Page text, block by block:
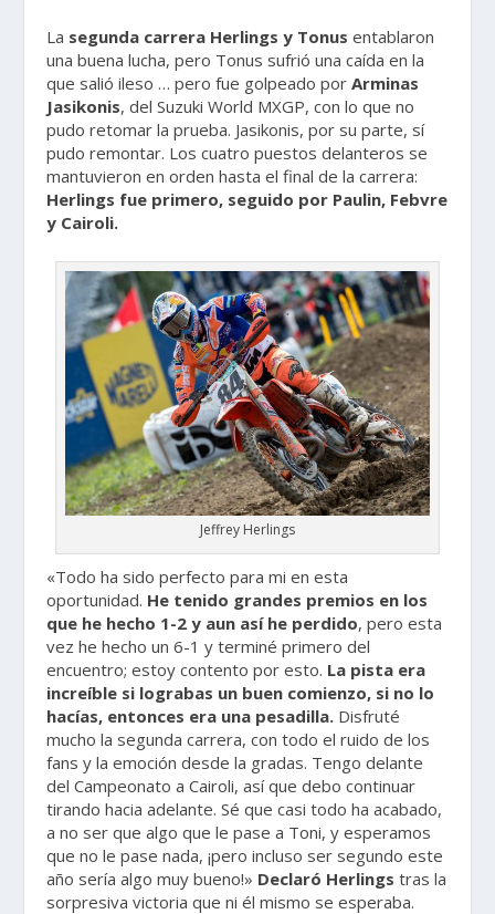
La segunda carrera Herlings y Tonus entablaron
una buena lucha, pero Tonus sufrió una caída en la
que salió ileso … pero fue golpeado porArminas
Jasikonis, del Suzuki World MXGP, con lo que no
pudo retomar la prueba. Jasikonis, por su parte, sí
pudo remontar. Los cuatro puestos delanteros se
mantuvieron en orden hasta el final de la carrera:
Herlings fue primero, seguido por Paulin, Febvre
y Cairoli.
Jeffrey Herlings
«Todo ha sido perfecto para mi en esta
oportunidad. He tenido grandes premios en los
que he hecho 1-2 y aun así he perdido, pero esta
vez he hecho un 6-1 y terminé primero del
encuentro; estoy contento por esto. La pista era
increíble si lograbas un buen comienzo, si no lo
hacías, entonces era una pesadilla. Disfruté
mucho la segunda carrera, con todo el ruido de los
fans y la emoción desde la gradas. Tengo delante
del Campeonato a Cairoli, así que debo continuar
tirando hacia adelante. Sé que casi todo ha acabado,
a no ser que algo que le pase a Toni, y esperamos
que no le pase nada, ¡pero incluso ser segundo este
año sería algo muy bueno!» Declaró Herlings tras la
sorpresiva victoria que ni él mismo se esperaba.